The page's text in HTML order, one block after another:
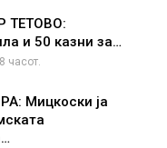
ТЕТОВО:
и 50 казни за…
часот.
Мицкоски ја